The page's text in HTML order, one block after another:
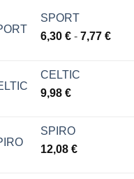
SPORT
6,30 € - 7,77 €
CELTIC
9,98 €
SPIRO
12,08 €